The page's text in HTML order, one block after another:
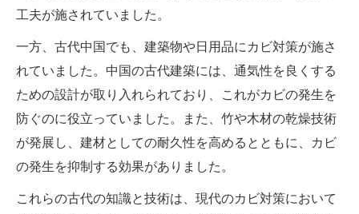
工夫が施されていました。
一方、古代中国でも、建築物や日用品にカビ対策が施さ
れていました。中国の古代建築には、通気性を良くする
ための設計が取り入れられており、これがカビの発生を
防ぐのに役立っていました。また、竹や木材の乾燥技術
が発展し、建材としての耐久性を高めるとともに、カビ
の発生を抑制する効果がありました。
これらの古代の知識と技術は、現代のカビ対策において